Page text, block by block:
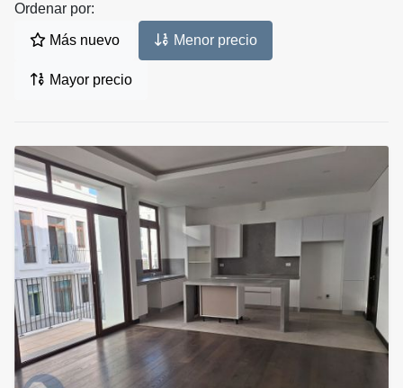
Ordenar por:
Más nuevo Menor precio
Mayor precio